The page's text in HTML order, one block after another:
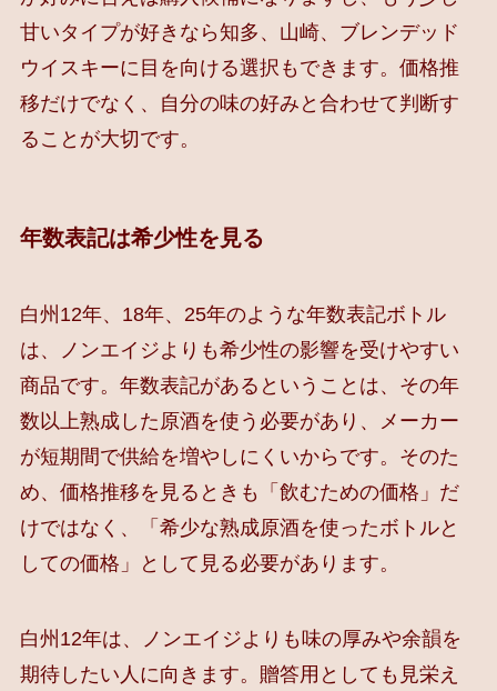
甘いタイプが好きなら知多、山崎、ブレンデッド
ウイスキーに目を向ける選択もできます。価格推
移だけでなく、自分の味の好みと合わせて判断す
ることが大切です。
年数表記は希少性を見る
白州12年、18年、25年のような年数表記ボトル
は、ノンエイジよりも希少性の影響を受けやすい
商品です。年数表記があるということは、その年
数以上熟成した原酒を使う必要があり、メーカー
が短期間で供給を増やしにくいからです。そのた
め、価格推移を見るときも「飲むための価格」だ
けではなく、「希少な熟成原酒を使ったボトルと
しての価格」として見る必要があります。
白州12年は、ノンエイジよりも味の厚みや余韻を
期待したい人に向きます。贈答用としても見栄え